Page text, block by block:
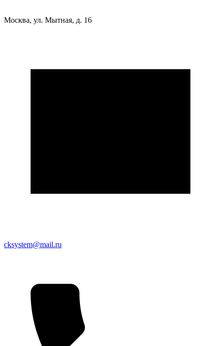
Москва, ул. Мытная, д. 16
cksystem@mail.ru